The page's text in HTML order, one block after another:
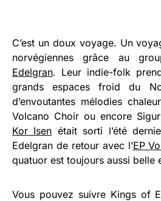
C’est un doux voyage. Un
norvégiennes grâce au
Edelgran. Leur indie-folk
grands espaces froid du
d’envoutantes mélodies
Volcano Choir ou encore
Kor Isen était sorti l’été
Edelgran de retour avec l’EP
quatuor est toujours aussi belle
Vous pouvez suivre Kings of